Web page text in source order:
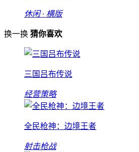
休闲 · 横版
换一换 猜你喜欢
三国吕布传说
经营策略
全民枪神：边境王者
射击枪战